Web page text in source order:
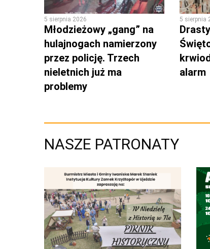
5 sierpnia 2026
Młodzieżowy „gang” na
hulajnogach namierzony
przez policję. Trzech
nieletnich już ma
problemy
5 sierpnia
alarm
NASZE PATRONATY